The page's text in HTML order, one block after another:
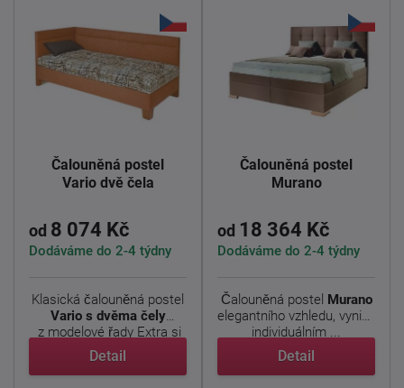
Čalouněná postel
Vario dvě čela
od 8 074 Kč
Dodáváme do 2-4 týdny
Klasická čalouněná postel
Vario s dvěma čely
z modelové řady Extra si
...
Detail
Čalouněná postel
Murano
od 18 364 Kč
Dodáváme do 2-4 týdny
Čalouněná postel Murano
elegantního vzhledu, vyniká
individuálním ...
Detail